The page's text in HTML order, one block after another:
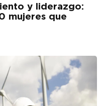
y liderazgo:
mujeres que